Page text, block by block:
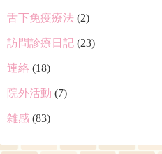
舌下免疫療法 (2)
訪問診療日記 (23)
連絡 (18)
院外活動 (7)
雑感 (83)